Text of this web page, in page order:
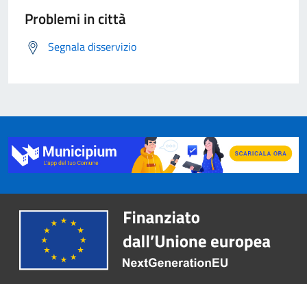
Problemi in città
Segnala disservizio